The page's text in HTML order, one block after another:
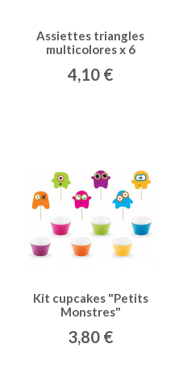
Assiettes triangles
multicolores x 6
4,10 €
Kit cupcakes "Petits
Monstres"
3,80 €